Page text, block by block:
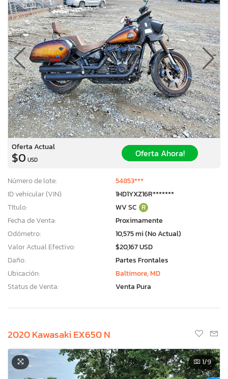
Oferta Actual
$0 USD
Oferta Ahora!
Número de lote:
54853***
ID vehicular (VIN):
1HD1YXZ16R*******
Título:
WV SC R
Fecha de Venta:
Proximamente
Odómetro:
10,575 mi (No Actual)
Valor Actual Efectivo:
$20,167 USD
Daño:
Partes Frontales
Ubicación:
Baltimore, MD
Status de Venta:
Venta Pura
2020 Kawasaki EX650 N
1/9